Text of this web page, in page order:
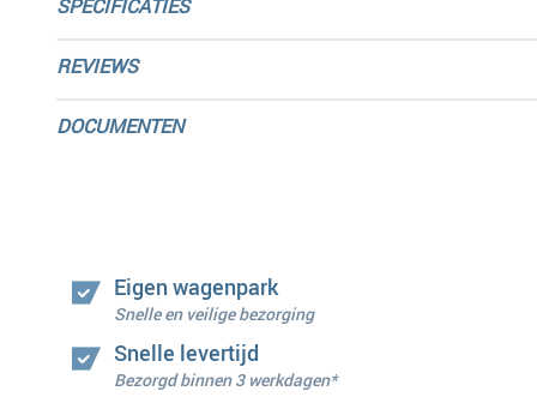
SPECIFICATIES
REVIEWS
DOCUMENTEN
Eigen wagenpark
Snelle en veilige bezorging
Snelle levertijd
Bezorgd binnen 3 werkdagen*